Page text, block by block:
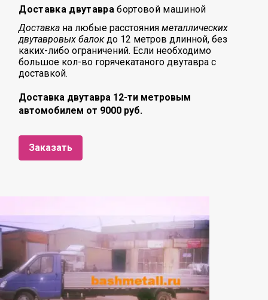
Доставка двутаврабортовой машиной
Доставка на любые расстоянияметаллических
двутавровых балокдо 12 метров длинной, без
каких-либо ограничений. Если необходимо
большое кол-во горячекатаного двутавра с
доставкой.
Доставка двутавра 12-ти метровым
автомобилем от 9000 руб.
Заказать